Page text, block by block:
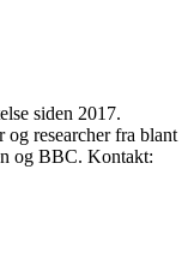
siden 2017.
researcher fra blant
og BBC. Kontakt: